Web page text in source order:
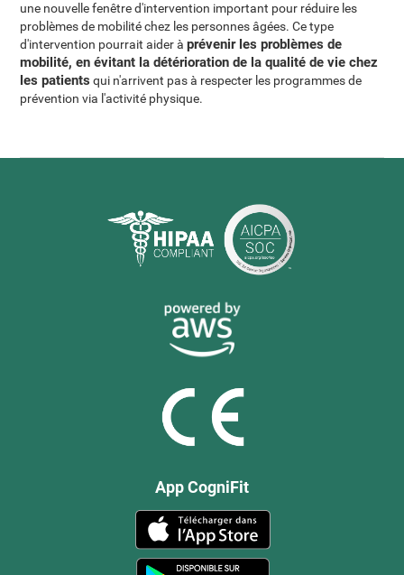
une nouvelle fenêtre d'intervention important pour réduire les
problèmes de mobilité chez les personnes âgées. Ce type
d'intervention pourrait aider àprévenir les problèmes de
mobilité, en évitant la détérioration de la qualité de vie chez
les patients qui n'arrivent pas à respecter les programmes de
prévention via l'activité physique.
App CogniFit